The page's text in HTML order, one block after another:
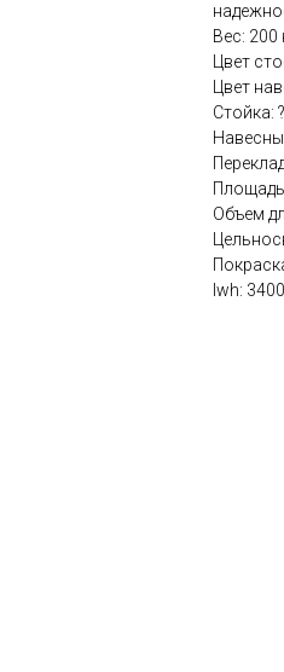
Вес:
Цвет
Цвет
Стойка:
Объем
lwh: